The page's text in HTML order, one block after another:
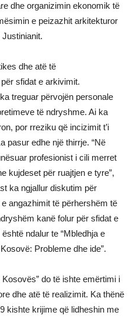
dhe organizimin ekonomik të
e peizazhit arkitekturor
dhe atë të
sfidat e arkivimit.
treguar përvojën personale
të ndryshme. Ai ka
por rreziku që incizimit t’i
pasur edhe një thirrje. “Në
profesionist i cili merret
kujdeset për ruajtjen e tyre”,
ka ngjallur diskutim për
angazhimit të përhershëm të
kanë folur për sfidat e
ndalur te “Mbledhja e
Probleme dhe ide”.
do të ishte emërtimi i
dhe atë të realizimit. Ka thënë
kishte krijime që lidheshin me